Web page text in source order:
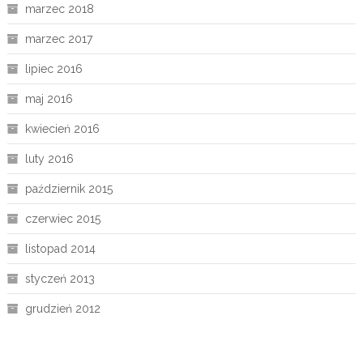
marzec 2018
marzec 2017
lipiec 2016
maj 2016
kwiecień 2016
luty 2016
październik 2015
czerwiec 2015
listopad 2014
styczeń 2013
grudzień 2012